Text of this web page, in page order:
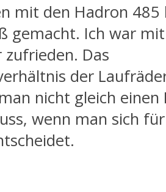
mit den Hadron 485
gemacht. Ich war
Das
der
nicht gleich einen
wenn man sich